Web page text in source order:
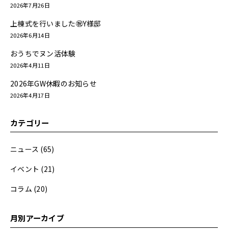
2026年7月26日
上棟式を行いました㊗Y様邸
2026年6月14日
おうちでヌン活体験
2026年4月11日
2026年GW休暇のお知らせ
2026年4月17日
カテゴリー
ニュース (65)
イベント (21)
コラム (20)
月別アーカイブ